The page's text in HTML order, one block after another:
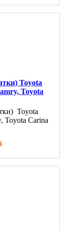
Toyota
Toyota
Toyota
Toyota Carina